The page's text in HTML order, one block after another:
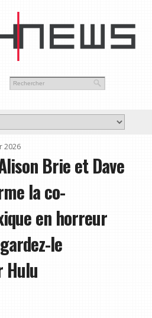
2026
Brie et Dave
la co-
en horreur
le
Hulu